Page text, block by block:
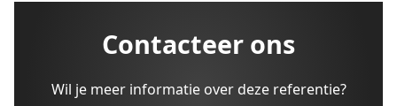
Contacteer ons
Wil je meer informatie over deze referentie?